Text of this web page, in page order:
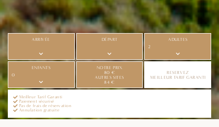
ARRIVÉE DÉPART ADULTES
ENFANTS
NOTRE PRIX
80 €
AUTRES SITES
84 €
RESERVEZ
MEILLEUR TARIF GARANTI
Meilleur Tarif Garanti
Paiement sécurisé
Pas de frais de réservation
Annulation gratuite